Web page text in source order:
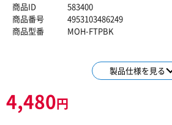
商品ID
583400
商品番号
4953103486249
商品型番
MOH-FTPBK
製品仕様を見る
4,480円